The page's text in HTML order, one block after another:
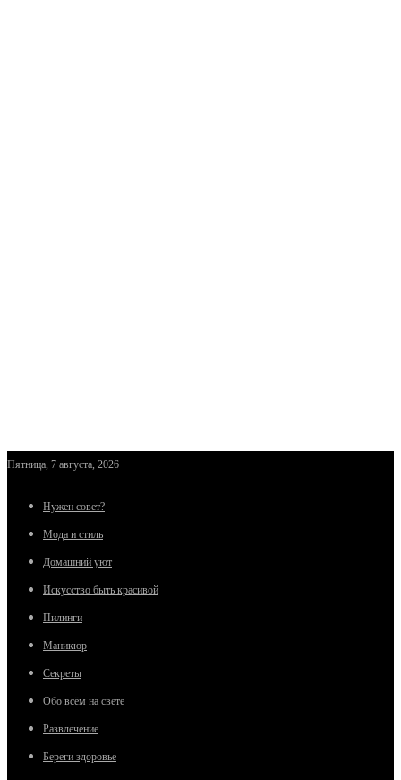
Пятница, 7 августа, 2026
Нужен совет?
Мода и стиль
Домашний уют
Искусство быть красивой
Пилинги
Маникюр
Секреты
Обо всём на свете
Развлечение
Береги здоровье